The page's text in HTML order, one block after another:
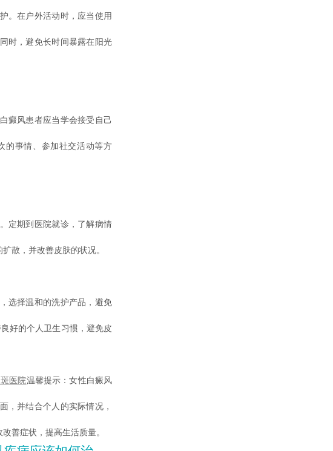
在户外活动时，应当使用
时，避免长时间暴露在阳光
风患者应当学会接受自己
的事情、参加社交活动等方
定期到医院就诊，了解病情
散，并改善皮肤的状况。
选择温和的洗护产品，避免
好的个人卫生习惯，避免皮
医院温馨提示：女性白癜风
，并结合个人的实际情况，
善症状，提高生活质量。